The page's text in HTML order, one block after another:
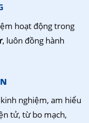
hoạt động trong
, luôn đồng hành
nghiệm, am hiểu
tử, từ bo mạch,